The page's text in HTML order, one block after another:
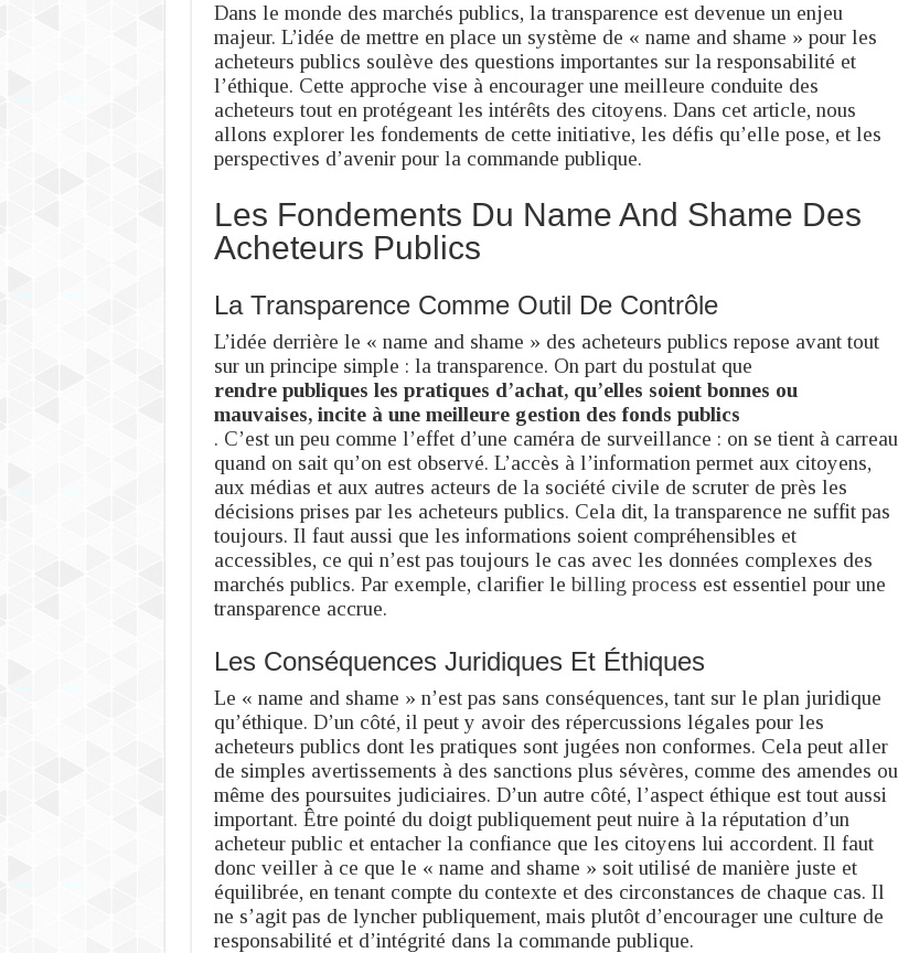
Dans le monde des marchés publics, la transparence est devenue un enjeu
majeur. L’idée de mettre en place un système de « name and shame » pour les
acheteurs publics soulève des questions importantes sur la responsabilité et
l’éthique. Cette approche vise à encourager une meilleure conduite des
acheteurs tout en protégeant les intérêts des citoyens. Dans cet article, nous
allons explorer les fondements de cette initiative, les défis qu’elle pose, et les
perspectives d’avenir pour la commande publique.
Les Fondements Du Name And Shame Des
Acheteurs Publics
La Transparence Comme Outil De Contrôle
L’idée derrière le « name and shame » des acheteurs publics repose avant tout
sur un principe simple : la transparence. On part du postulat que
rendre publiques les pratiques d’achat, qu’elles soient bonnes ou
mauvaises, incite à une meilleure gestion des fonds publics
. C’est un peu comme l’effet d’une caméra de surveillance : on se tient à carreau
quand on sait qu’on est observé. L’accès à l’information permet aux citoyens,
aux médias et aux autres acteurs de la société civile de scruter de près les
décisions prises par les acheteurs publics. Cela dit, la transparence ne suffit pas
toujours. Il faut aussi que les informations soient compréhensibles et
accessibles, ce qui n’est pas toujours le cas avec les données complexes des
marchés publics. Par exemple, clarifier le billing process est essentiel pour une
transparence accrue.
Les Conséquences Juridiques Et Éthiques
Le « name and shame » n’est pas sans conséquences, tant sur le plan juridique
qu’éthique. D’un côté, il peut y avoir des répercussions légales pour les
acheteurs publics dont les pratiques sont jugées non conformes. Cela peut aller
de simples avertissements à des sanctions plus sévères, comme des amendes ou
même des poursuites judiciaires. D’un autre côté, l’aspect éthique est tout aussi
important. Être pointé du doigt publiquement peut nuire à la réputation d’un
acheteur public et entacher la confiance que les citoyens lui accordent. Il faut
donc veiller à ce que le « name and shame » soit utilisé de manière juste et
équilibrée, en tenant compte du contexte et des circonstances de chaque cas. Il
ne s’agit pas de lyncher publiquement, mais plutôt d’encourager une culture de
responsabilité et d’intégrité dans la commande publique.